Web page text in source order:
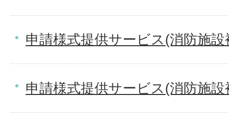
申請様式提供サービス(消防施
申請様式提供サービス(消防施